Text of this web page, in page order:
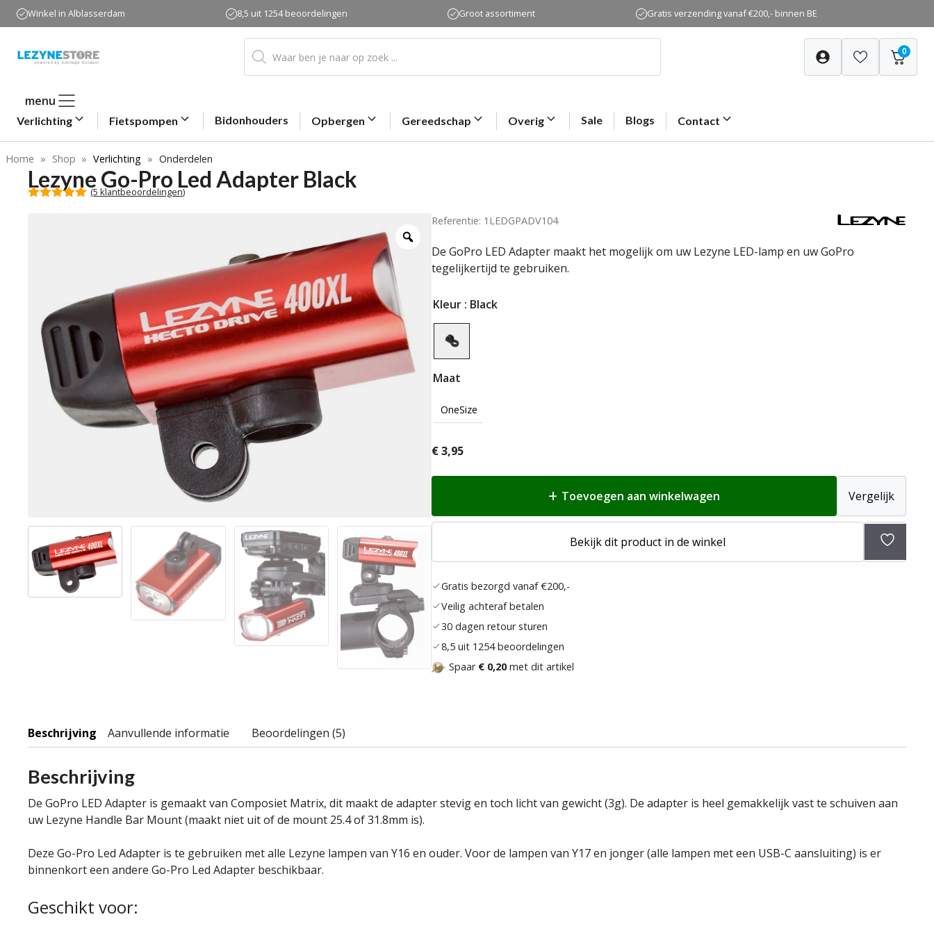
naar
inhoud
Winkel in Alblasserdam 8,5 uit 1254 beoordelingen Groot assortiment Gratis verzending vanaf €200,- binnen BE
Producten
zoeken 0
menu
Verlichting Fietspompen Bidonhouders Opbergen Gereedschap Overig Sale Blogs Contact
Home » Shop » Verlichting » Onderdelen
Lezyne Go-Pro Led Adapter Black
(5 klantbeoordelingen)
Referentie: 1LEDGPADV104
De GoPro LED Adapter maakt het mogelijk om uw Lezyne LED-lamp en uw GoPro
tegelijkertijd te gebruiken.
Kleur : Black
Maat
OneSize
€3,95
Toevoegen aan winkelwagen Vergelijk
Bekijk dit product in de winkel
Gratis bezorgd vanaf €200,-
Veilig achteraf betalen
30 dagen retour sturen
8,5 uit 1254 beoordelingen
Spaar € 0,20met dit artikel
Beschrijving Aanvullende informatie Beoordelingen (5)
Beschrijving
De GoPro LED Adapter is gemaakt van Composiet Matrix, dit maakt de adapter stevig en toch licht van gewicht (3g). De adapter is heel gemakkelijk vast te schuiven aan
uw Lezyne Handle Bar Mount (maakt niet uit of de mount 25.4 of 31.8mm is).
Deze Go-Pro Led Adapter is te gebruiken met alle Lezyne lampen van Y16 en ouder. Voor de lampen van Y17 en jonger (alle lampen met een USB-C aansluiting) is er
binnenkort een andere Go-Pro Led Adapter beschikbaar.
Geschikt voor: